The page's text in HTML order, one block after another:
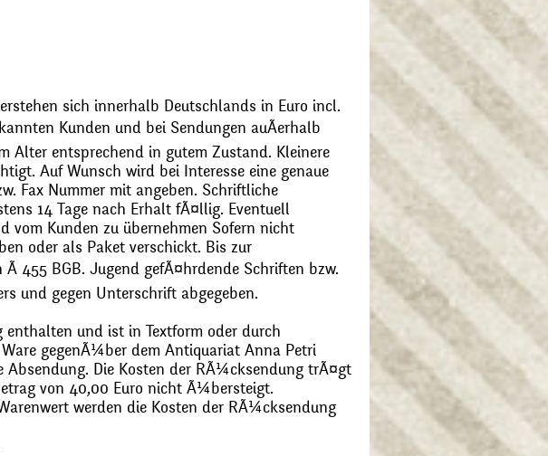
sich innerhalb Deutschlands in Euro incl.
Kunden und bei Sendungen auÃerhalb
Alter entsprechend in gutem Zustand. Kleinere
Auf Wunsch wird bei Interesse eine genaue
Fax Nummer mit angeben. Schriftliche
14 Tage nach Erhalt fÃ¤llig. Eventuell
vom Kunden zu übernehmen Sofern nicht
oder als Paket verschickt. Bis zur
455 BGB. Jugend gefÃ¤hrdende Schriften bzw.
und gegen Unterschrift abgegeben.
und ist in Textform oder durch
gegenÃ¼ber dem Antiquariat Anna Petri
Die Kosten der RÃ¼cksendung trÃ¤gt
von 40,00 Euro nicht Ã¼bersteigt.
werden die Kosten der RÃ¼cksendung